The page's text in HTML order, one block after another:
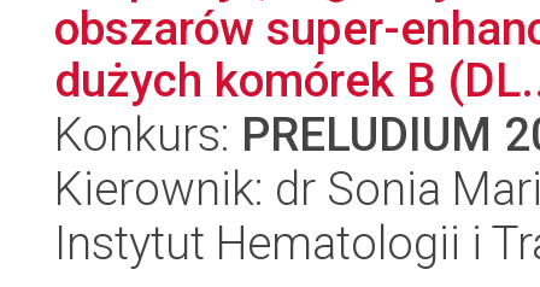
obszarów super-
dużych komórek B
Konkurs: PRELUDIUM
Kierownik: dr Sonia
Instytut Hematologii i